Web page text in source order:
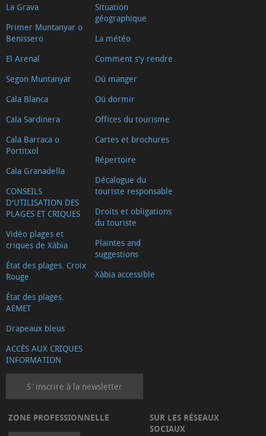
La Grava
Primer Muntanyar o
Benissero
El Arenal
Segon Muntanyar
Cala Blanca
Cala Sardinera
Cala Barraca o
Portitxol
Cala Granadella
CONSEILS
D'UTILISATION DES
PLAGES ET CRIQUES
Vidéo plages et
criques de Xàbia
État des plages. Croix
Rouge
État des plages.
AEMET
Drapeaux bleus
ACCÈS AUX CRIQUES
INFORMATION
Situation
géographique
La météo
Comment s'y rendre
Oú manger
Oú dormir
Offices du tourisme
Cartes et brochures
Répertoire
Décalogue du
touriste responsable
Droits et obligations
du touriste
Plaintes and
suggestions
Xàbia accessible
S´inscrire à la newsletter
ZONE PROFESSIONNELLE
SUR LES RÉSEAUX
SOCIAUX